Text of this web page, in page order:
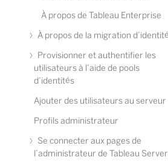
À propos de Tableau Enterprise
À propos de la migration d’identité
Provisionner et authentifier les
utilisateurs à l’aide de pools
d’identités
Ajouter des utilisateurs au serveur
Profils administrateur
Se connecter aux pages de
l’administrateur de Tableau Server